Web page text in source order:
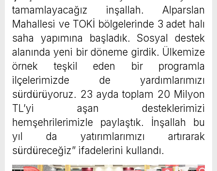
tamamlayacağız inşallah. Alparslan
Mahallesi ve TOKİ bölgelerinde 3 adet halı
saha yapımına başladık. Sosyal destek
alanında yeni bir döneme girdik. Ülkemize
örnek teşkil eden bir programla
ilçelerimizde de yardımlarımızı
sürdürüyoruz. 23 ayda toplam 20 Milyon
TL’yi aşan desteklerimizi
hemşehrilerimizle paylaştık. İnşallah bu
yıl da yatırımlarımızı artırarak
sürdüreceğiz” ifadelerini kullandı.